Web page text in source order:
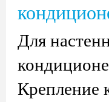
Для
Крепление